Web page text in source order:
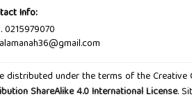
Info:
0215979070
under the terms of the
ShareAlike 4.0 International License.